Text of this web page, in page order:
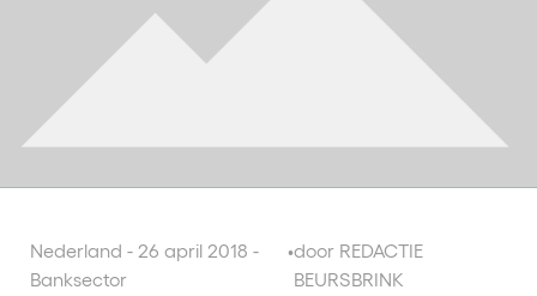
Nederland - 26 april 2018 -
Banksector
•door REDACTIE
BEURSBRINK